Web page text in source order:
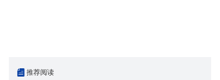
推荐阅读